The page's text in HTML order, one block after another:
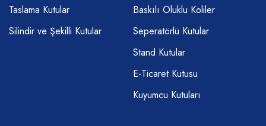
Taslama Kutular
Silindir ve Şekilli Kutular
Baskılı Oluklu Koliler
Seperatörlü Kutular
Stand Kutular
E-Ticaret Kutusu
Kuyumcu Kutuları